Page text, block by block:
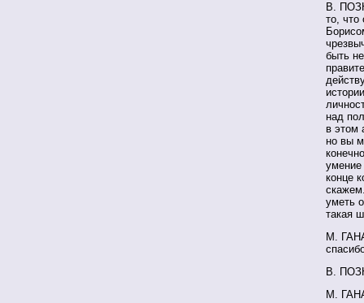
В.
то, что
быть
над
в этом
но вы
конце
уметь
такая
М.
В.
М.